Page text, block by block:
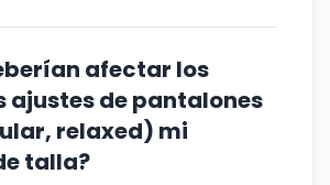
afectar los
ajustes de pantalones
relaxed) mi
talla?